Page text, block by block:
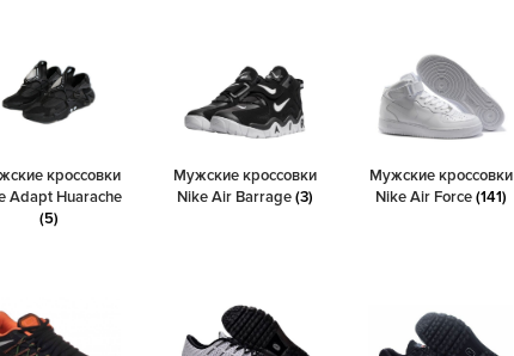
кроссовки
Adapt Huarache
(5)
Мужские кроссовки
Nike Air Barrage(3)
Мужские кроссовки
Nike Air Force(141)